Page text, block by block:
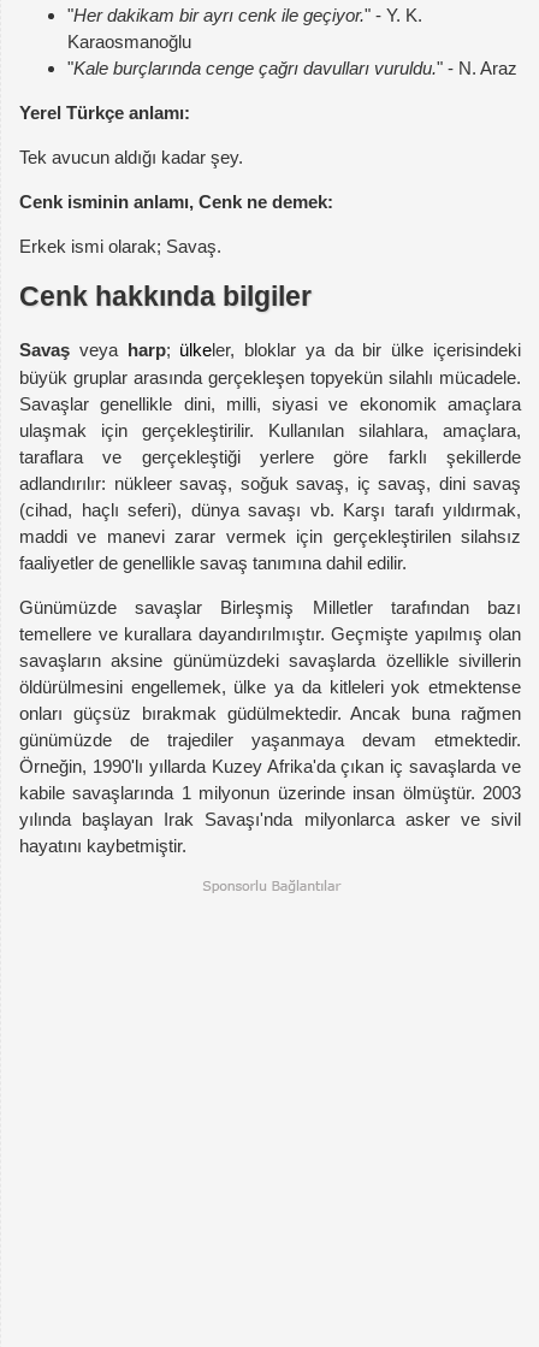
"Her dakikam bir ayrı cenk ile geçiyor." - Y. K.
Karaosmanoğlu
"Kale burçlarında cenge çağrı davulları vuruldu." - N. Araz
Yerel Türkçe anlamı:
Tek avucun aldığı kadar şey.
Cenk isminin anlamı, Cenk ne demek:
Erkek ismi olarak; Savaş.
Cenk hakkında bilgiler
Savaş veya harp; ülkeler, bloklar ya da bir ülke içerisindeki
büyük gruplar arasında gerçekleşen topyekün silahlı mücadele.
Savaşlar genellikle dini, milli, siyasi ve ekonomik amaçlara
ulaşmak için gerçekleştirilir. Kullanılan silahlara, amaçlara,
taraflara ve gerçekleştiği yerlere göre farklı şekillerde
adlandırılır: nükleer savaş, soğuk savaş, iç savaş, dini savaş
(cihad, haçlı seferi), dünya savaşı vb. Karşı tarafı yıldırmak,
maddi ve manevi zarar vermek için gerçekleştirilen silahsız
faaliyetler de genellikle savaş tanımına dahil edilir.
Günümüzde savaşlar Birleşmiş Milletler tarafından bazı
temellere ve kurallara dayandırılmıştır. Geçmişte yapılmış olan
savaşların aksine günümüzdeki savaşlarda özellikle sivillerin
öldürülmesini engellemek, ülke ya da kitleleri yok etmektense
onları güçsüz bırakmak güdülmektedir. Ancak buna rağmen
günümüzde de trajediler yaşanmaya devam etmektedir.
Örneğin, 1990'lı yıllarda Kuzey Afrika'da çıkan iç savaşlarda ve
kabile savaşlarında 1 milyonun üzerinde insan ölmüştür. 2003
yılında başlayan Irak Savaşı'nda milyonlarca asker ve sivil
hayatını kaybetmiştir.